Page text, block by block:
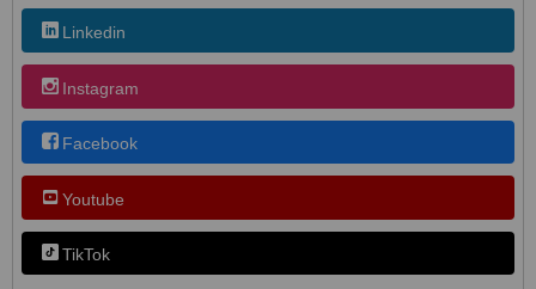
Linkedin
Instagram
Facebook
Youtube
TikTok